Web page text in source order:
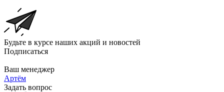
Будьте в курсе наших акций и новостей
Подписаться
Ваш менеджер
Артём
Задать вопрос